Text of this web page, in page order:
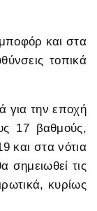
μποφόρ και στα
τοπικά
για την εποχή
17 βαθμούς,
και στα νότια
σημειωθεί τις
κυρίως